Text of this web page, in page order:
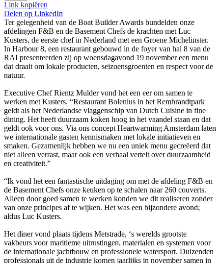
Link kopiëren
Delen op LinkedIn
Ter gelegenheid van de Boat Builder Awards bundelden onze
afdelingen F&B en de Basement Chefs de krachten met Luc
Kusters, de eerste chef in Nederland met een Groene Michelinster.
In Harbour 8, een restaurant gebouwd in de foyer van hal 8 van de
RAI presenteerden zij op woensdagavond 19 november een menu
dat draait om lokale producten, seizoensgroenten en respect voor de
natuur.
Executive Chef Rientz Mulder vond het een eer om samen te
werken met Kusters. “Restaurant Bolenius in het Rembrandtpark
geldt als het Nederlandse vlaggenschip van Dutch Cuisine in fine
dining. Het heeft duurzaam koken hoog in het vaandel staan en dat
geldt ook voor ons. Via ons concept Heartwarming Amsterdam laten
we internationale gasten kennismaken met lokale initiatieven en
smaken. Gezamenlijk hebben we nu een uniek menu gecreëerd dat
niet alleen verrast, maar ook een verhaal vertelt over duurzaamheid
en creativiteit.”
“Ik vond het een fantastische uitdaging om met de afdeling F&B en
de Basement Chefs onze keuken op te schalen naar 260 couverts.
Alleen door goed samen te werken konden we dit realiseren zonder
van onze principes af te wijken. Het was een bijzondere avond;
aldus Luc Kusters.
Het diner vond plaats tijdens Metstrade, ‘s werelds grootste
vakbeurs voor maritieme uitrustingen, materialen en systemen voor
de internationale jachtbouw en professionele watersport. Duizenden
professionals uit de industrie komen jaarlijks in november samen in